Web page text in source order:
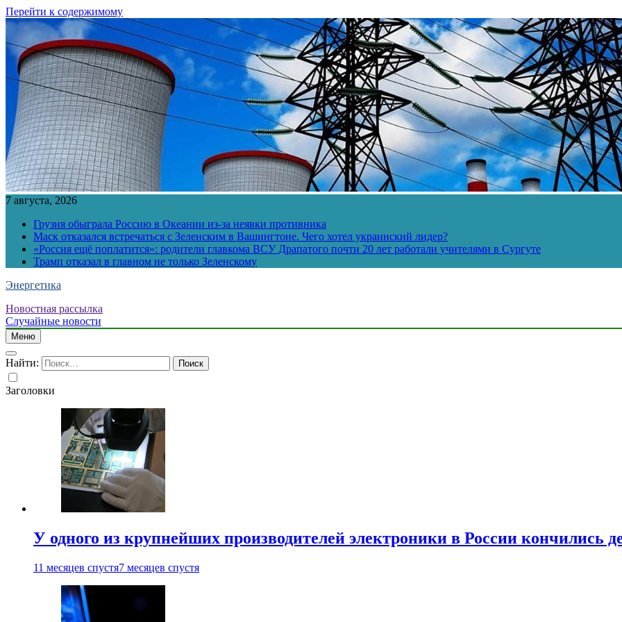
Перейти к содержимому
7 августа, 2026
Грузия обыграла Россию в Океании из-за неявки противника
Маск отказался встречаться с Зеленским в Вашингтоне. Чего хотел украинский лидер?
«Россия ещё поплатится»: родители главкома ВСУ Драпатого почти 20 лет работали учителями в Сургуте
Трамп отказал в главном не только Зеленскому
Энергетика
Новостная рассылка
Случайные новости
Меню
Найти:
Заголовки
У одного из крупнейших производителей электроники в России кончились
11 месяцев спустя7 месяцев спустя